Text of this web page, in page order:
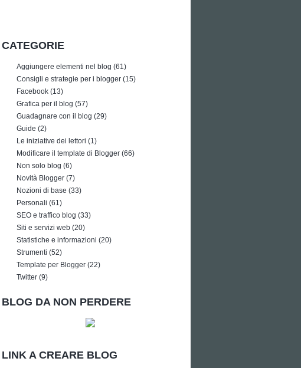
CATEGORIE
Aggiungere elementi nel blog (61)
Consigli e strategie per i blogger (15)
Facebook (13)
Grafica per il blog (57)
Guadagnare con il blog (29)
Guide (2)
Le iniziative dei lettori (1)
Modificare il template di Blogger (66)
Non solo blog (6)
Novità Blogger (7)
Nozioni di base (33)
Personali (61)
SEO e traffico blog (33)
Siti e servizi web (20)
Statistiche e informazioni (20)
Strumenti (52)
Template per Blogger (22)
Twitter (9)
BLOG DA NON PERDERE
LINK A CREARE BLOG